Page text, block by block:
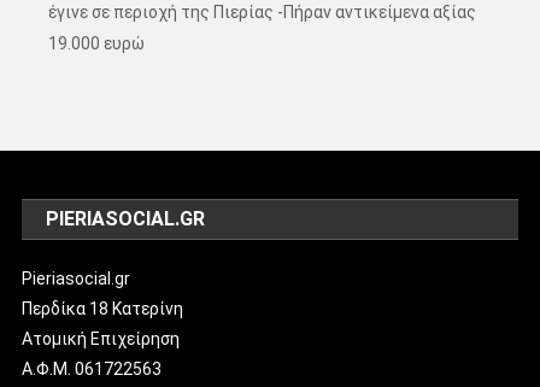
έγινε σε περιοχή της Πιερίας -Πήραν αντικείμενα αξίας
19.000 ευρώ
PIERIASOCIAL.GR
Pieriasocial.gr
Περδίκα 18 Κατερίνη
Ατομική Επιχείρηση
Α.Φ.Μ. 061722563